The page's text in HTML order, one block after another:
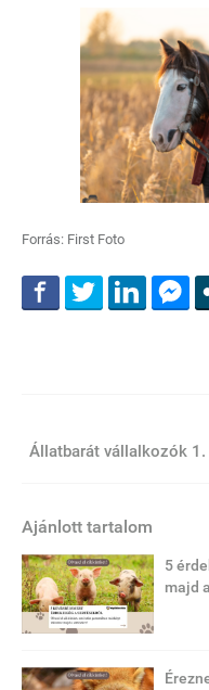
Forrás: First Foto
Állatbarát vállalkozók
Ajánlott tartalom
5
majd